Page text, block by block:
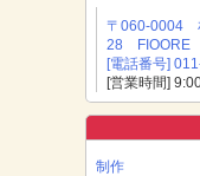
〒060-0004
28 FIOORE
[電話番号]
[営業時間]
制作